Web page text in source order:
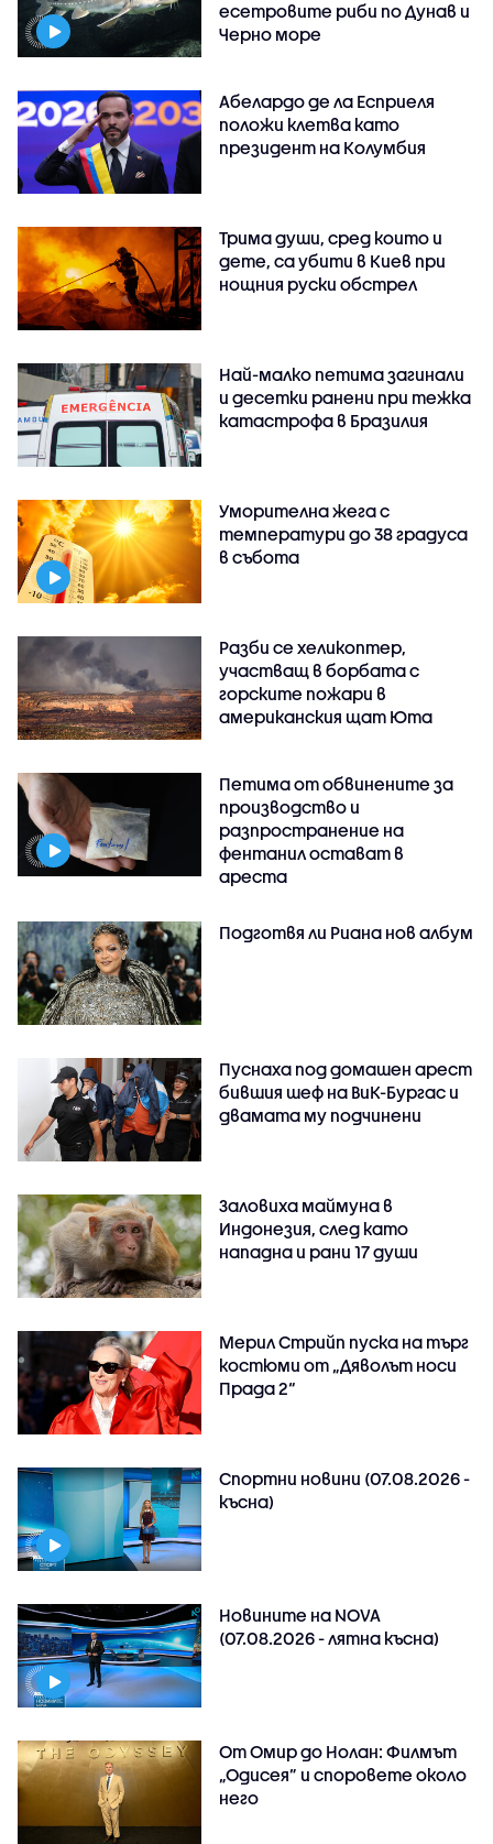
есетровите риби по Дунав и
Черно море
Абелардо де ла Есприеля
положи клетва като
президент на Колумбия
Трима души, сред които и
дете, са убити в Киев при
нощния руски обстрел
Най-малко петима загинали
и десетки ранени при тежка
катастрофа в Бразилия
Уморителна жега с
температури до 38 градуса
в събота
Разби се хеликоптер,
участващ в борбата с
горските пожари в
американския щат Юта
Петима от обвинените за
производство и
разпространение на
фентанил остават в
ареста
Подготвя ли Риана нов албум
Пуснаха под домашен арест
бившия шеф на ВиК-Бургас и
двамата му подчинени
Заловиха маймуна в
Индонезия, след като
нападна и рани 17 души
Мерил Стрийп пуска на търг
костюми от „Дяволът носи
Прада 2“
Спортни новини (07.08.2026 -
късна)
Новините на NOVA
(07.08.2026 - лятна късна)
От Омир до Нолан: Филмът
„Одисея” и споровете около
него